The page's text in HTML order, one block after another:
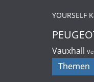
YOURSELF
Vauxhall
Themen